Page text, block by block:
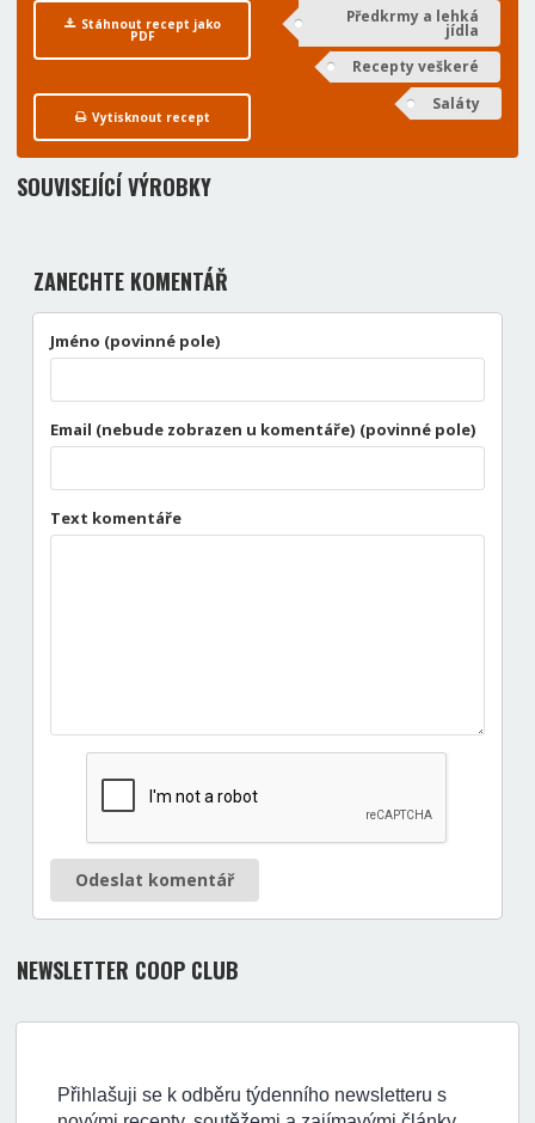
Stáhnout recept jako
PDF
Vytisknout recept
Předkrmy a lehká
jídla
Recepty veškeré
Saláty
SOUVISEJÍCÍ VÝROBKY
ZANECHTE KOMENTÁŘ
Jméno (povinné pole)
Email (nebude zobrazen u komentáře) (povinné pole)
Text komentáře
Odeslat komentář
NEWSLETTER COOP CLUB